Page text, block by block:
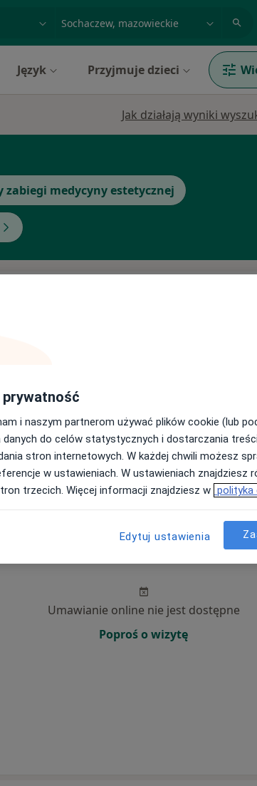
Język Przyjmuje dzieci
Jak działają wyniki
zabiegi medycyny estetycznej
Wt,
Umawianie online nie jest dostępne
Poproś o wizytę
prywatność
i naszym partnerom używać plików cookie (lub
danych do celów statystycznych i dostarczania
stron internetowych. W każdej chwili możesz
w ustawieniach. W ustawieniach znajdziesz
trzecich. Więcej informacji znajdziesz w polityka
Edytuj ustawienia